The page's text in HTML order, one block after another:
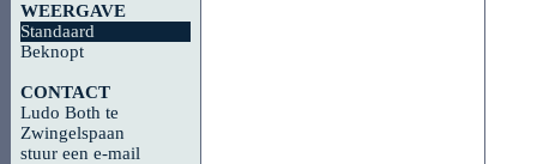
WEERGAVE
Standaard
Beknopt
CONTACT
Ludo Both te
Zwingelspaan
stuur een e-mail